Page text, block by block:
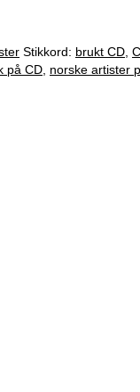
Stikkord: brukt CD
på CD norske artister